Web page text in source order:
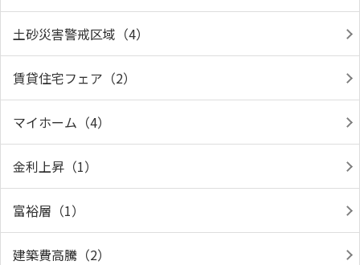
土砂災害警戒区域（4）
賃貸住宅フェア（2）
マイホーム（4）
金利上昇（1）
富裕層（1）
建築費高騰（2）